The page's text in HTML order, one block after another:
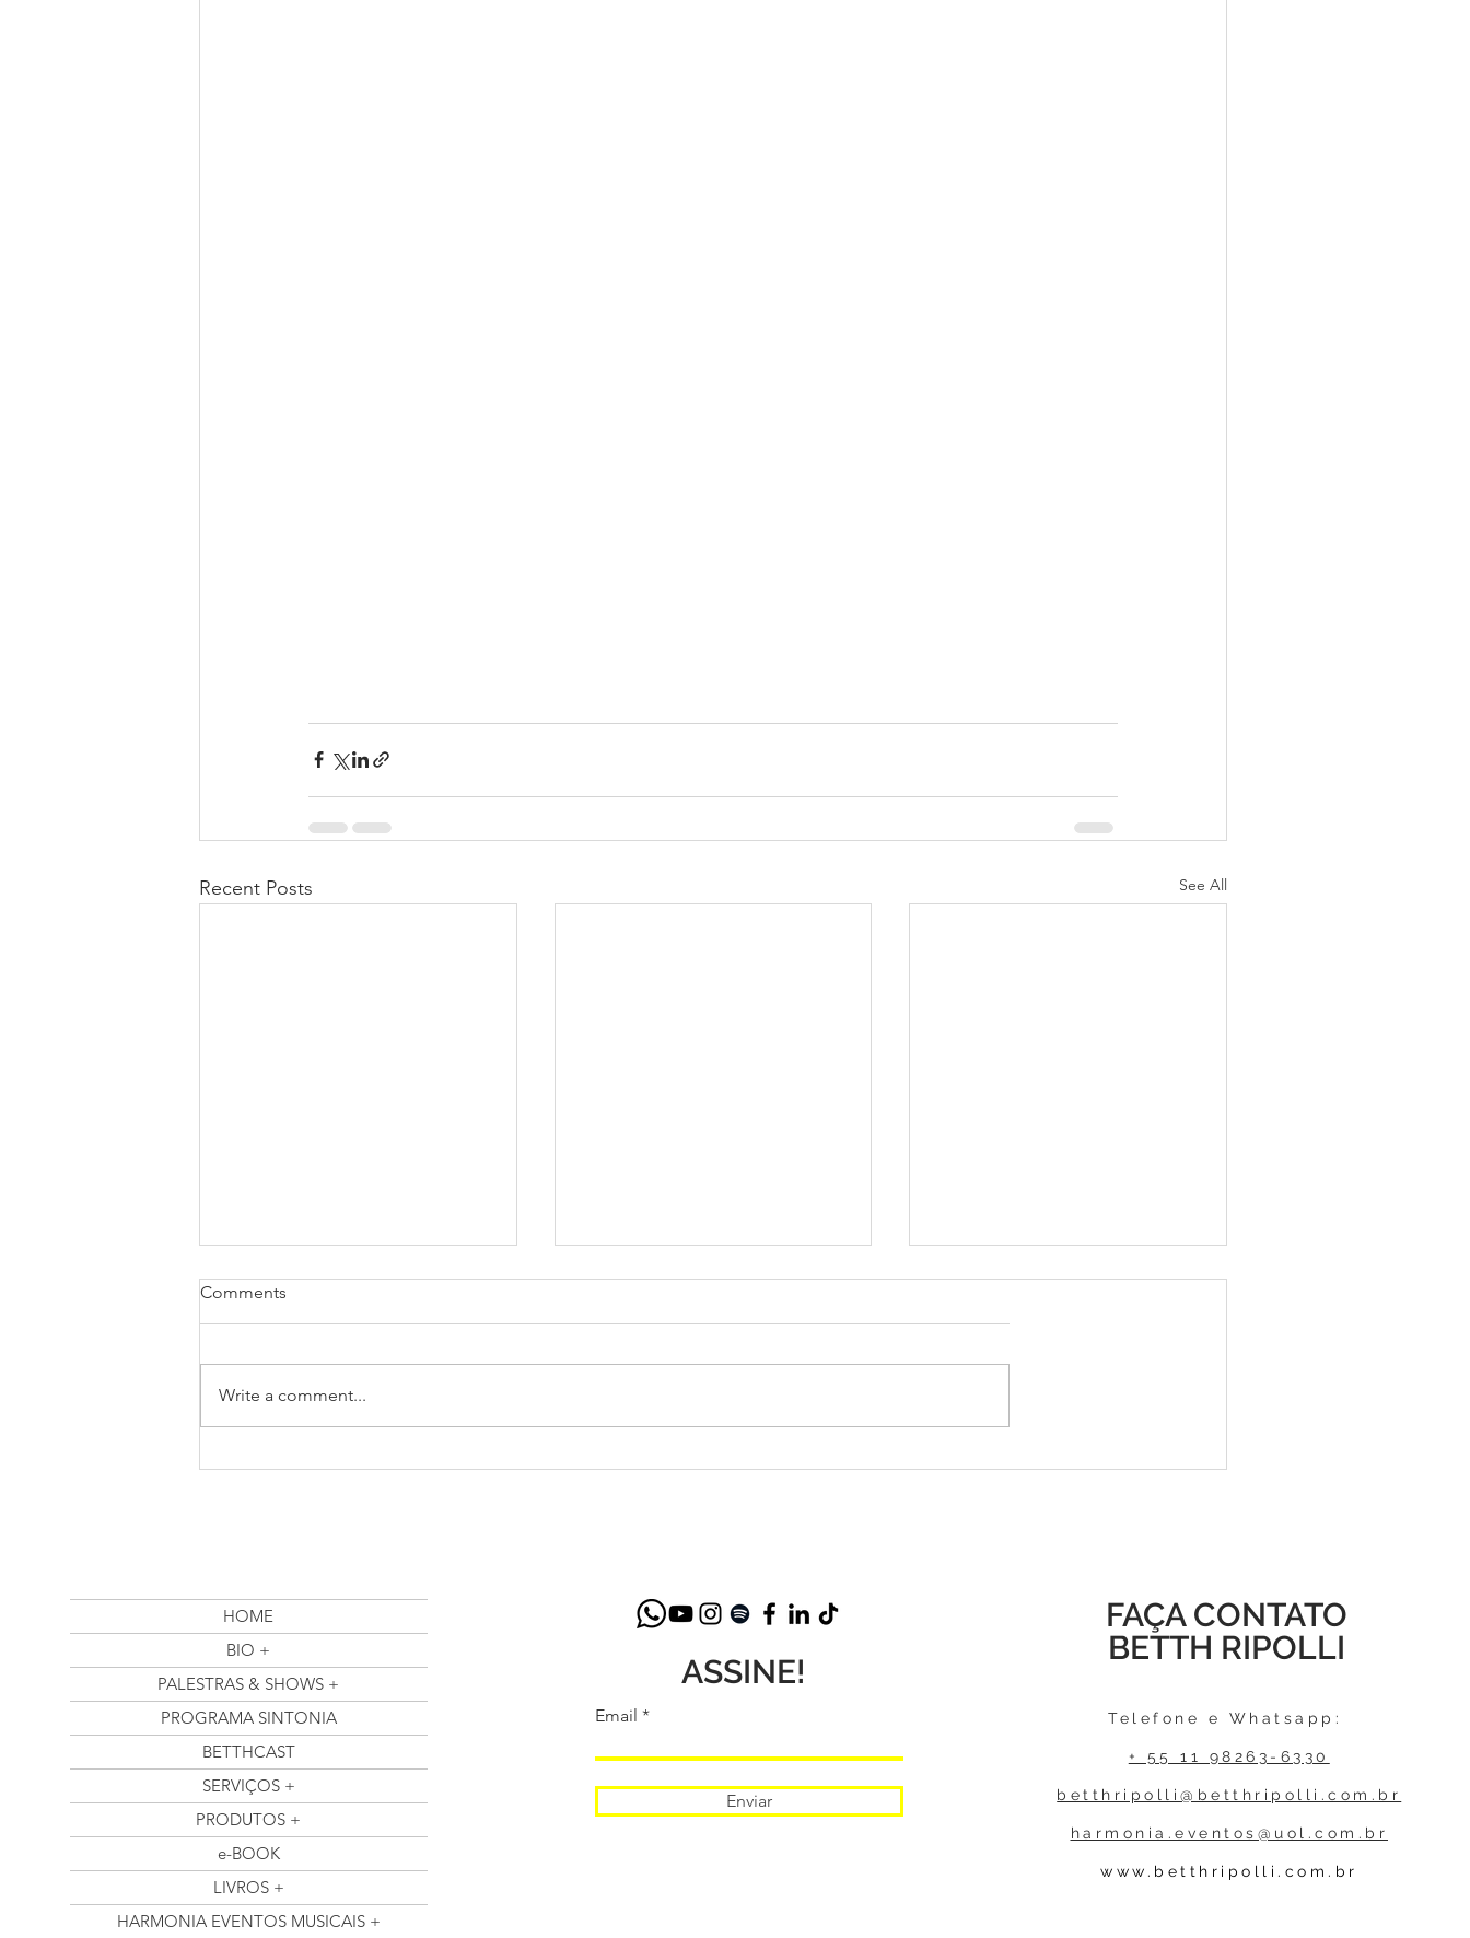
Recent Posts See All
Comments
Write a comment...
HOME
BIO +
PALESTRAS & SHOWS +
PROGRAMA SINTONIA
BETTHCAST
SERVIÇOS +
PRODUTOS +
e-BOOK
LIVROS +
HARMONIA EVENTOS MUSICAIS +
ASSINE!
Email
Enviar
FAÇA CONTATO
BETTH RIPOLLI
Telefone e Whatsapp:
+ 55 11 98263-6330
betthripolli@betthripolli.com.br
harmonia.eventos@uol.com.br
www.betthripolli.com.br